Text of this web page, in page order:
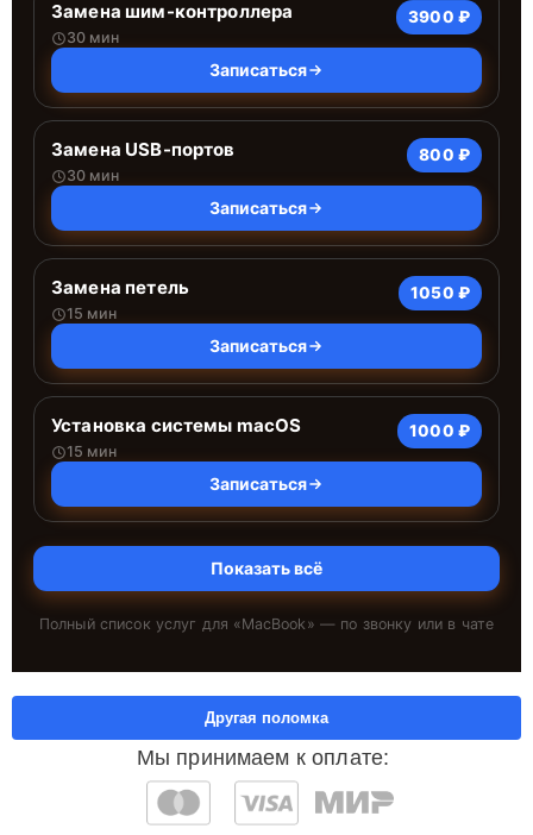
Замена шим-контроллера
30 мин
3900 ₽
Записаться
Замена USB-портов
30 мин
800 ₽
Записаться
Замена петель
15 мин
1050 ₽
Записаться
Установка системы macOS
15 мин
1000 ₽
Записаться
Показать всё
Полный список услуг для «MacBook » — по звонку или в чате
Мы принимаем к оплате:
Другая поломка